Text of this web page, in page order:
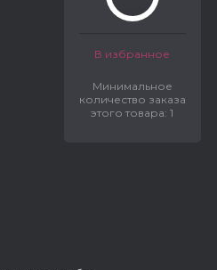
В избранное
Минимальное
количество заказа
этого товара: 1